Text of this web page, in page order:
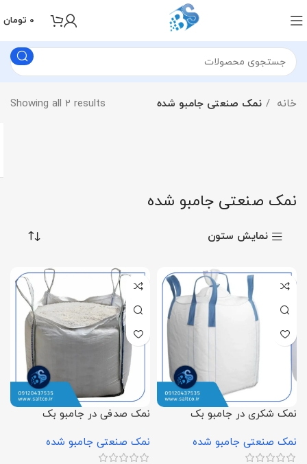
0 تومان
خانه نمک صنعتی جامبو شده Showing all 2 results
نمک صنعتی جامبو شده
نمایش ستون
نمک شکری در جامبو بک
نمک صنعتی جامبو شده
نمک صدفی در جامبو بک
نمک صنعتی جامبو شده